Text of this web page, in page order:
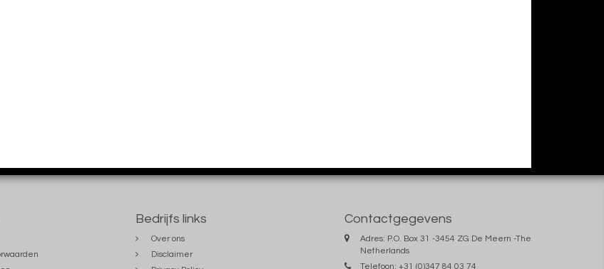
Bedrijfs links
Over ons
Disclaimer
Contactgegevens
Adres: P.O. Box 31 -3454 ZG De Meern -The
Netherlands
Telefoon: +31 (0)347 84 03 74